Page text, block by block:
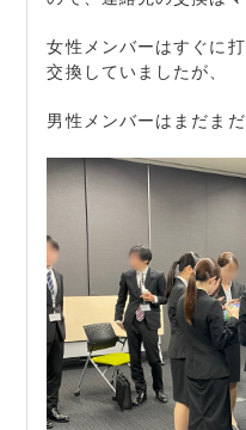
女性メンバーはすぐに
交換していましたが、
男性メンバーはまだま